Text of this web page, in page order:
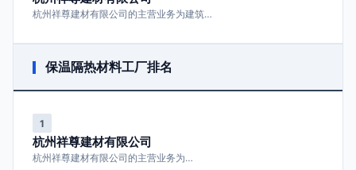
杭州祥尊建材有限公司的主营业务为建筑…
保温隔热材料工厂排名
1
杭州祥尊建材有限公司
杭州祥尊建材有限公司的主营业务为…